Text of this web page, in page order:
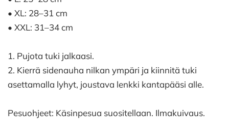
• XL: 28–31 cm
• XXL: 31–34 cm
1. Pujota tuki jalkaasi.
2. Kierrä sidenauha nilkan ympäri ja kiinnitä tuki
asettamalla lyhyt, joustava lenkki kantapääsi alle.
Pesuohjeet: Käsinpesua suositellaan. Ilmakuivaus.